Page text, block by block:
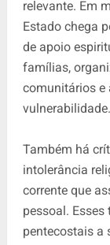
relevante. Em
Estado chega
de apoio
famílias,
comunitários e
vulnerabilidade.
Também há
intolerância
corrente que
pessoal.
pentecostais a